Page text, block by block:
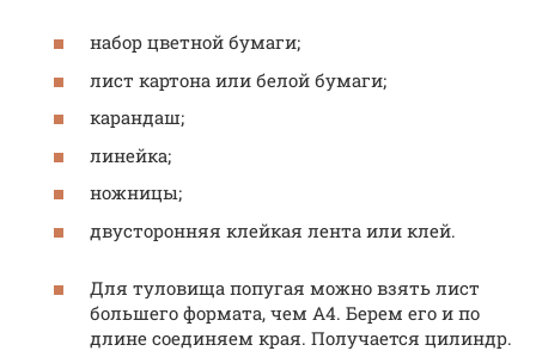
набор цветной бумаги;
лист картона или белой бумаги;
карандаш;
линейка;
ножницы;
двусторонняя клейкая лента или клей.
Для туловища попугая можно взять лист
большего формата, чем А4. Берем его и по
длине соединяем края. Получается цилиндр.